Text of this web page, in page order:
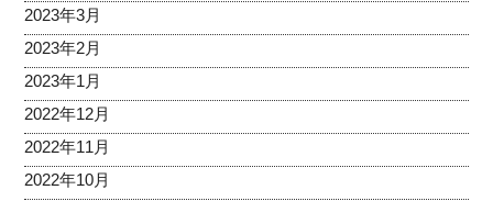
2023年3月
2023年2月
2023年1月
2022年12月
2022年11月
2022年10月